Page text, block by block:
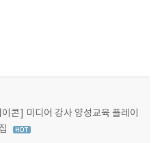
콘] 미디어 강사 양성교육 플레이